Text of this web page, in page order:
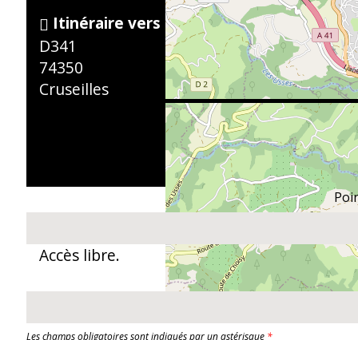
Itinéraire vers :
D341
74350
Cruseilles
Accès libre.
Les champs obligatoires sont indiqués par un astérisque *